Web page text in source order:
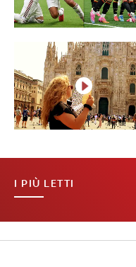
I PIÙ LETTI